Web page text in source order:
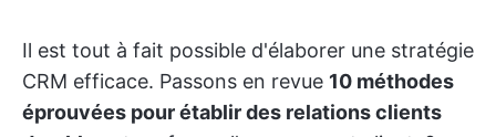
Il est tout à fait possible d'élaborer une stratégie
CRM efficace. Passons en revue 10 méthodes
éprouvées pour établir des relations clients